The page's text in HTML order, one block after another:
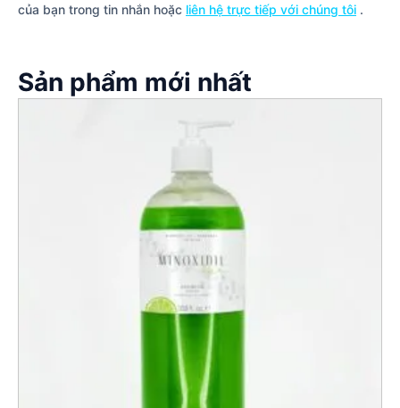
của bạn trong tin nhắn hoặc liên hệ trực tiếp với chúng tôi .
Sản phẩm mới nhất